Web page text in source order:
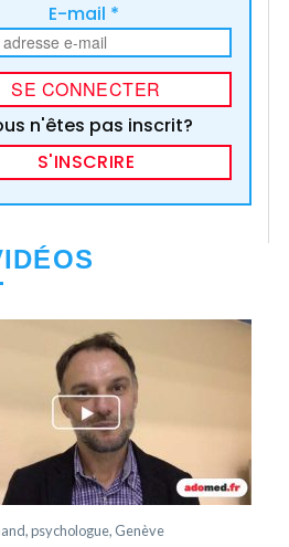
E-mail *
n'êtes pas inscrit?
S'INSCRIRE
psychologue, Genève